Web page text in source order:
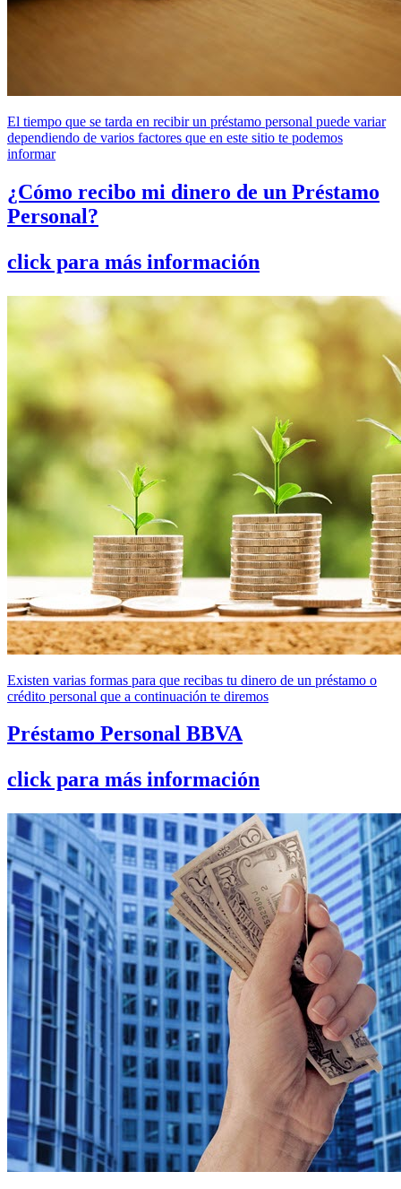
El tiempo que se tarda en recibir un préstamo personal puede variar
dependiendo de varios factores que en este sitio te podemos
informar
¿Cómo recibo mi dinero de un Préstamo
Personal?
click para más información
Existen varias formas para que recibas tu dinero de un préstamo o
crédito personal que a continuación te diremos
Préstamo Personal BBVA
click para más información